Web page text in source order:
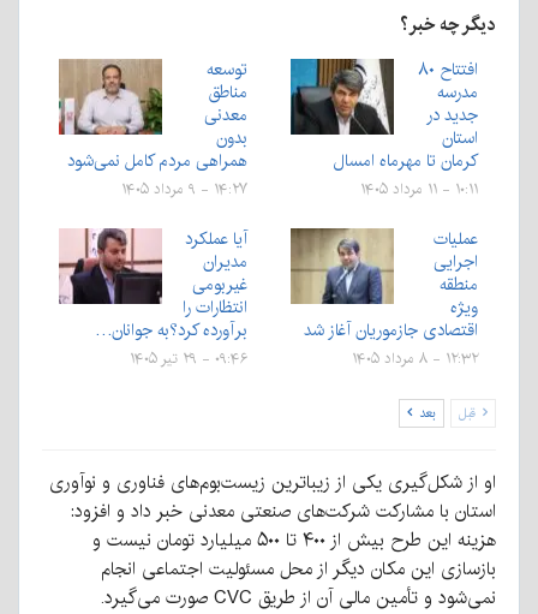
دیگر چه خبر؟
افتتاح ۸۰
مدرسه
جدید در
استان
کرمان تا مهرماه امسال
۱۰:۱۱ - ۱۱ مرداد ۱۴۰۵
توسعه
مناطق
معدنی
بدون
همراهی مردم کامل نمی‌شود
۱۴:۲۷ - ۹ مرداد ۱۴۰۵
عملیات
اجرایی
منطقه
ویژه
اقتصادی جازموریان آغاز شد
۱۲:۳۲ - ۸ مرداد ۱۴۰۵
آیا عملکرد
مدیران
غیربومی
انتظارات را
برآورده کرد؟به جوانان…
۰۹:۴۶ - ۲۹ تیر ۱۴۰۵
قبل بعد
او از شکل‌گیری یکی از زیباترین زیست‌بوم‌های فناوری و نوآوری
استان با مشارکت شرکت‌های صنعتی معدنی خبر داد و افزود:
هزینه این طرح بیش از ۴۰۰ تا ۵۰۰ میلیارد تومان نیست و
بازسازی این مکان دیگر از محل مسئولیت اجتماعی انجام
نمی‌شود و تأمین مالی آن از طریق CVC صورت می‌گیرد.